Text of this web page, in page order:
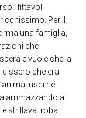
i fittavoli
Per il
una famiglia,
che
e vuole che la
dissero che era
uscì nel
ammazzando a
strillava: roba